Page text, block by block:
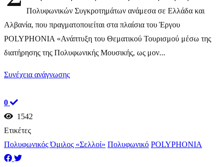
Πολυφωνικών Συγκροτημάτων ανάμεσα σε Ελλάδα και
Αλβανία, που πραγματοποιείται στα πλαίσια του Έργου
POLYPHONIA «Ανάπτυξη του Θεματικού Τουρισμού μέσω της
διατήρησης της Πολυφωνικής Μουσικής, ως μον...
Συνέχεια ανάγνωσης
0
1542
Ετικέτες
Πολυφωνικός Όμιλος «Σελλοί» Πολυφωνικό POLYPHONIA